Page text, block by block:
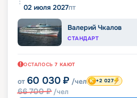
02 июля 2027пт
Валерий Чкалов
СТАНДАРТ
ОСТАЛОСЬ 7 КАЮТ
от 60 030 ₽ /чел
66 700₽ /чел
+2 027